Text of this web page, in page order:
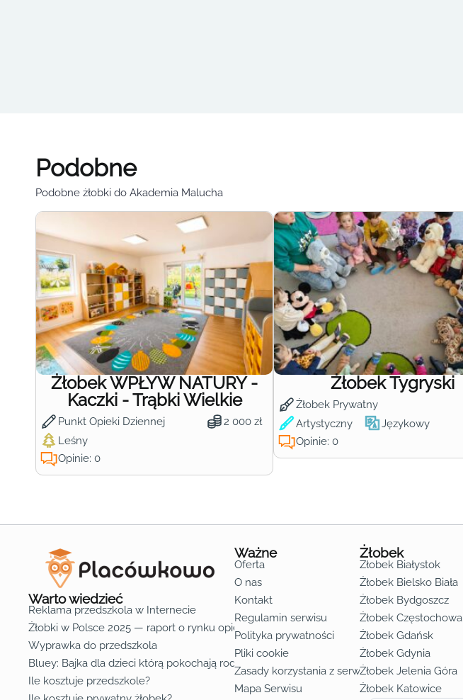
Podobne
Podobne żłobki do Akademia Malucha
Żłobek WPŁYW NATURY -
Kaczki - Trąbki Wielkie
Punkt Opieki Dziennej 2 000 zł
Leśny
Opinie: 0
Żłobek Tygryski
Żłobek Prywatny
Artystyczny Językowy
Opinie: 0
Warto wiedzieć
Reklama przedszkola w Internecie
Żłobki w Polsce 2025 — raport o rynku opieki nad dziećmi do lat 3
Wyprawka do przedszkola
Bluey: Bajka dla dzieci którą pokochają rodzice
Ile kosztuje przedszkole?
Ważne
Oferta
O nas
Kontakt
Regulamin serwisu
Polityka prywatności
Pliki cookie
Zasady korzystania z serwisu
Mapa Serwisu
Żłobek
Żłobek Białystok
Żłobek Bielsko Biała
Żłobek Bydgoszcz
Żłobek Częstochowa
Żłobek Gdańsk
Żłobek Gdynia
Żłobek Jelenia Góra
Żłobek Katowice